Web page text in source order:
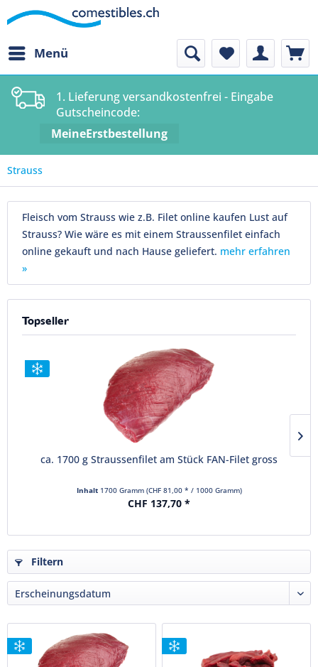
Menü
1. Lieferung versandkostenfrei - Eingabe
Gutscheincode:
MeineErstbestellung
Strauss
Fleisch vom Strauss wie z.B. Filet online kaufen Lust auf
Strauss? Wie wäre es mit einem Straussenfilet einfach
online gekauft und nach Hause geliefert. mehr erfahren
»
Topseller
ca. 1700 g Straussenfilet am Stück FAN-Filet gross
Inhalt 1700 Gramm (CHF 81,00 * / 1000 Gramm)
CHF 137,70 *
Filtern